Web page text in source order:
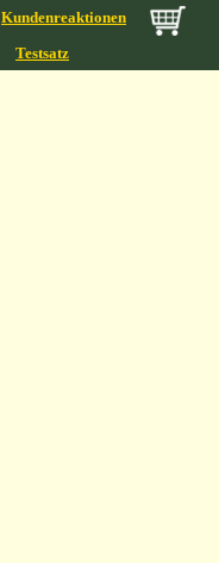
Kundenreaktionen
Testsatz